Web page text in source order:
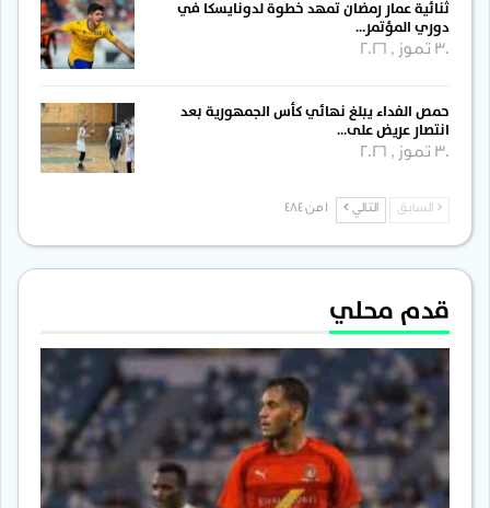
ثنائية عمار رمضان تمهد خطوة لدونايسكا في
دوري المؤتمر…
30 تموز , 2026
حمص الفداء يبلغ نهائي كأس الجمهورية بعد
انتصار عريض على…
30 تموز , 2026
السابق التالي
قدم محلي